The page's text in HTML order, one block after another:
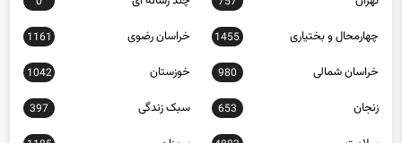
چهارمحال و بختیاری 1455 خراسان رضوی 1161
خراسان شمالی 980 خوزستان 1042
زنجان 653 سبک زندگی 397
سلامت 4883 سمنان 1185